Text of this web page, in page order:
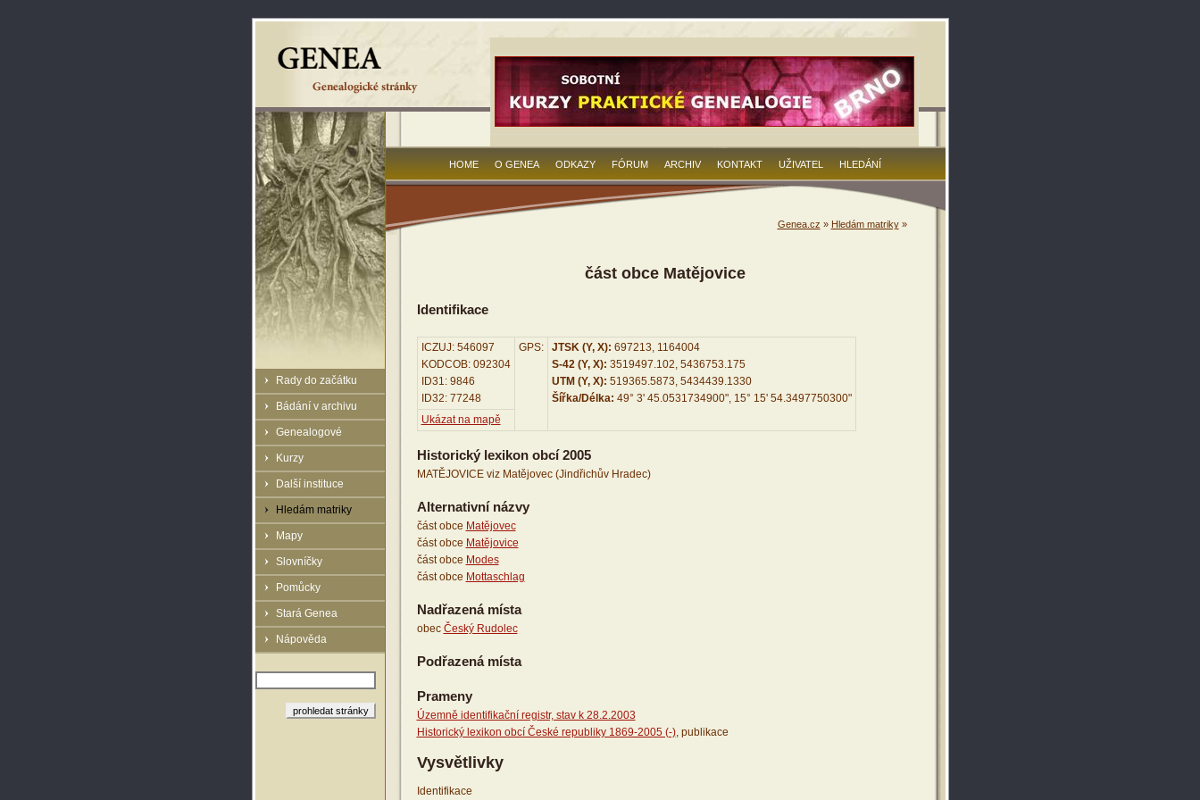
Rady do začátku
Bádání v archivu
Genealogové
Kurzy
Další instituce
Hledám matriky
Mapy
Slovníčky
Pomůcky
Stará Genea
Nápověda
HOME O GENEA ODKAZY FÓRUM ARCHIV KONTAKT UŽIVATEL HLEDÁNÍ
Genea.cz » Hledám matriky»
část obce Matějovice
Identifikace
ICZUJ: 546097
KODCOB: 092304
ID31: 9846
ID32: 77248
GPS: JTSK (Y, X): 697213, 1164004
S-42 (Y, X): 3519497.102, 5436753.175
UTM (Y, X): 519365.5873, 5434439.1330
Šířka/Délka: 49° 3' 45.0531734900", 15° 15' 54.3497750300"
Ukázat na mapě
Historický lexikon obcí 2005
MATĚJOVICE viz Matějovec (Jindřichův Hradec)
Alternativní názvy
část obce Matějovec
část obce Matějovice
část obce Modes
část obce Mottaschlag
Nadřazená místa
obec Český Rudolec
Podřazená místa
Prameny
Územně identifikační registr, stav k 28.2.2003
Historický lexikon obcí České republiky 1869-2005 (-), publikace
Vysvětlivky
Identifikace